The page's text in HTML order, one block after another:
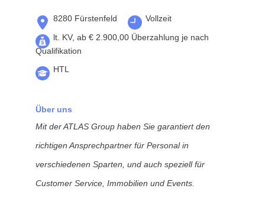
8280 Fürstenfeld Vollzeit
lt. KV, ab € 2.900,00 Überzahlung je nach
Qualifikation
HTL
Über uns
Mit der ATLAS Group haben Sie garantiert den
richtigen Ansprechpartner für Personal in
verschiedenen Sparten, und auch speziell für
Customer Service, Immobilien und Events.